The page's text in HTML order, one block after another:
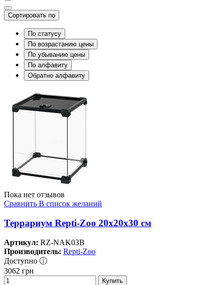
Сортировать по
По статусу
По возрастанию цены
По убыванию цены
По алфавиту
Обратно алфавиту
Пока нет отзывов
Сравнить В список желаний
Террариум Repti-Zoo 20x20x30 см
Артикул: RZ-NAK03B
Производитель: Repti-Zoo
Доступно ⓘ
3062 грн
Купить